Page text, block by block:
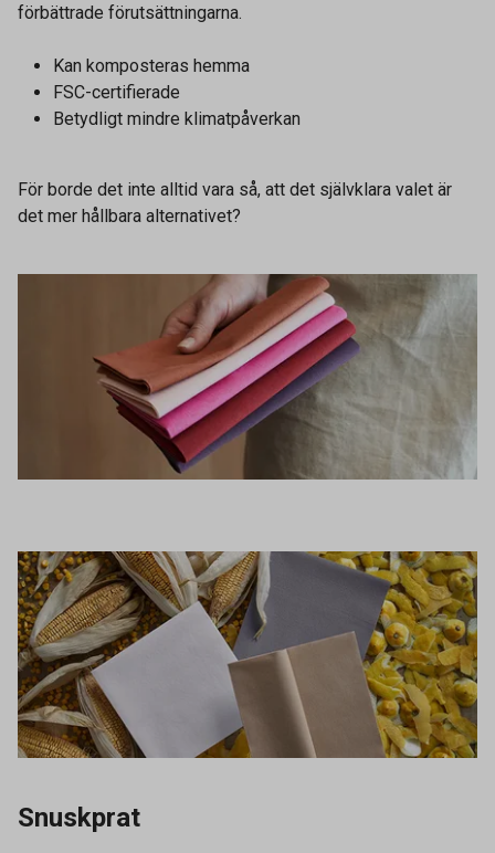
förbättrade förutsättningarna.
Kan komposteras hemma
FSC-certifierade
Betydligt mindre klimatpåverkan
För borde det inte alltid vara så, att det självklara valet är
det mer hållbara alternativet?
Snuskprat